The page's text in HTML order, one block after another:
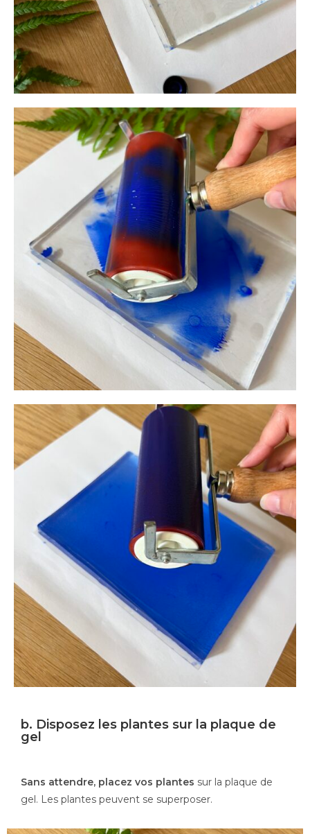
b. Disposez les plantes sur la plaque de
gel
Sans attendre, placez vos plantes sur la plaque de
gel. Les plantes peuvent se superposer.